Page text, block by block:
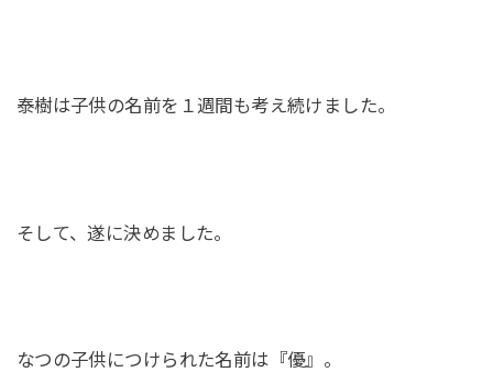
泰樹は子供の名前を１週間も考え続けました。
そして、遂に決めました。
なつの子供につけられた名前は『優』。